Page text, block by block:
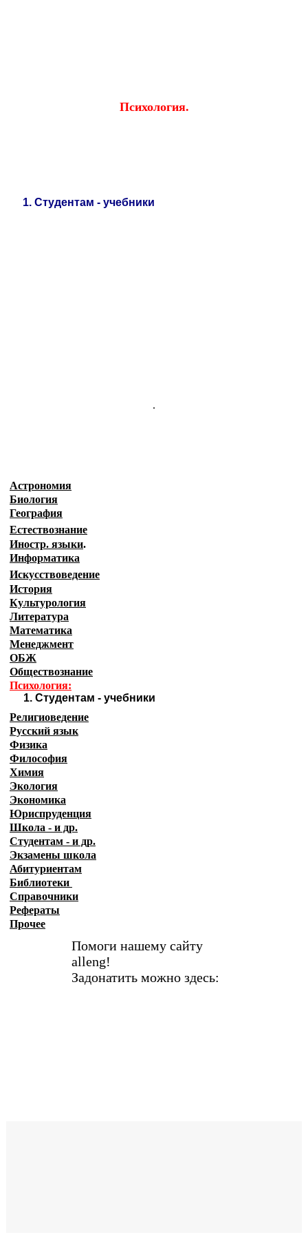
Психология.
1. Студентам - учебники
.
Астрономия
Биология
География
Естествознание
Иностр. языки.
Информатика
Искусствоведение
История
Культурология
Литература
Математика
Менеджмент
ОБЖ
Обществознание
Психология:
1. Студентам - учебники
Религиоведение
Русский язык
Физика
Философия
Химия
Экология
Экономика
Юриспруденция
Школа - и др.
Студентам - и др.
Экзамены школа
Абитуриентам
Библиотеки
Справочники
Рефераты
Прочее
Помоги нашему сайту
alleng!
Задонатить можно здесь: